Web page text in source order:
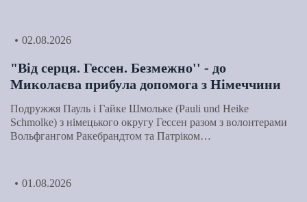
02.08.2026
"Від серця. Гессен. Безмежно'' - до
Миколаєва прибула допомога з Німеччини
Подружжя Пауль і Гайке Шмольке (Pauli und Heike
Schmolke) з німецького округу Гессен разом з волонтерами
Вольфгангом Ракебрандтом та Патріком…
01.08.2026